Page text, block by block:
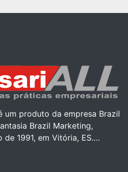
um produto da empresa Brazil
Brazil Marketing,
de 1991, em Vitória, ES.…